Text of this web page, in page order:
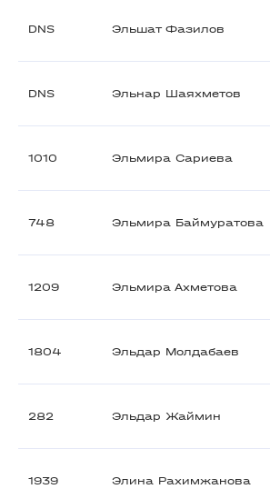
DNS Эльшат Фазилов
DNS Эльнар Шаяхметов
1010 Эльмира Сариева
748 Эльмира Баймуратова
1209 Эльмира Ахметова
1804 Эльдар Молдабаев
282 Эльдар Жаймин
1939 Элина Рахимжанова